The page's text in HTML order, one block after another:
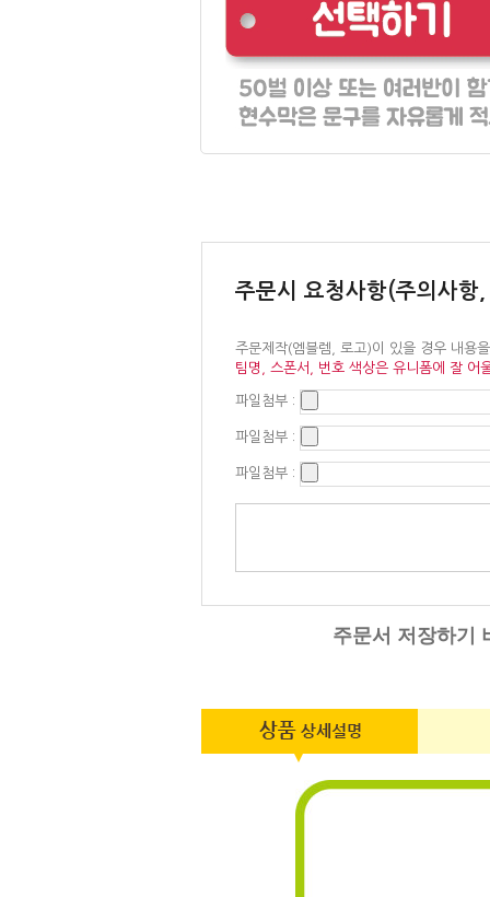
주문시 요청사항(주의사항
주문제작(엠블렘, 로고)이 있을 경우 내용
팀명, 스폰서, 번호 색상은 유니폼에 잘 어
파일첨부 :
파일첨부 :
파일첨부 :
주문서 저장하기